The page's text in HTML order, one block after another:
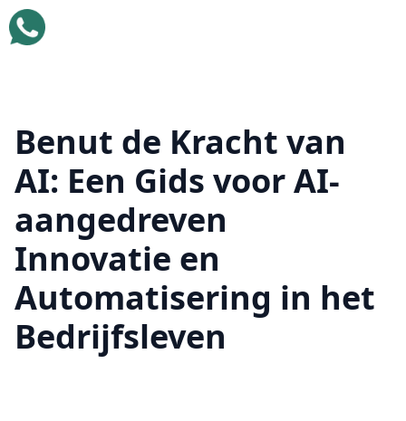
Benut de Kracht van
AI: Een Gids voor AI-
aangedreven
Innovatie en
Automatisering in het
Bedrijfsleven